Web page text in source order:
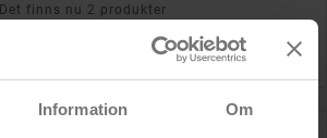
Information Om
Det finns nu 2 produkter
